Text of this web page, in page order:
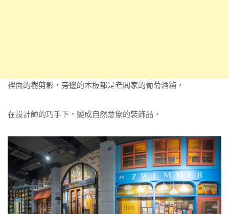
裡面的樹剪影，旁邊的木板都是老闆家的葡萄酒箱，
在設計師的巧手下，變成自然意象的裝飾品，